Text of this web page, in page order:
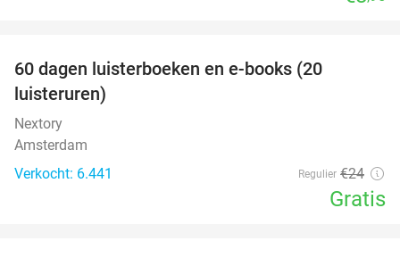
60 dagen luisterboeken en e-books (20
luisteruren)
Nextory
Amsterdam
Verkocht: 6.441
Regulier €24
Gratis